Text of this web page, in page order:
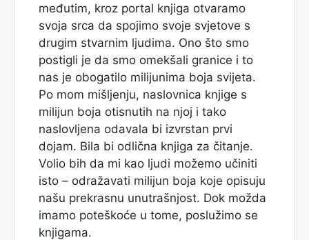
međutim, kroz portal knjiga otvaramo
svoja srca da spojimo svoje svjetove s
drugim stvarnim ljudima. Ono što smo
postigli je da smo omekšali granice i to
nas je obogatilo milijunima boja svijeta.
Po mom mišljenju, naslovnica knjige s
milijun boja otisnutih na njoj i tako
naslovljena odavala bi izvrstan prvi
dojam. Bila bi odlična knjiga za čitanje.
Volio bih da mi kao ljudi možemo učiniti
isto – odražavati milijun boja koje opisuju
našu prekrasnu unutrašnjost. Dok možda
imamo poteškoće u tome, poslužimo se
knjigama.